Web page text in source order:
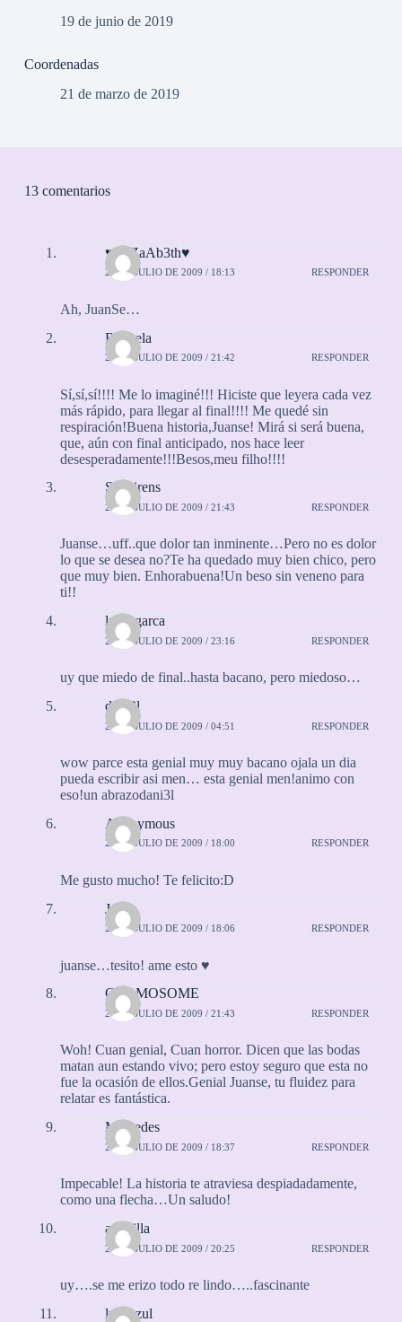
19 de junio de 2019
Coordenadas
21 de marzo de 2019
13 comentarios
♥EliZaAb3th♥
23 DE JULIO DE 2009 / 18:13 RESPONDER
Ah, JuanSe…
Rayuela
23 DE JULIO DE 2009 / 21:42 RESPONDER
Sí,sí,sí!!!! Me lo imaginé!!! Hiciste que leyera cada vez
más rápido, para llegar al final!!!! Me quedé sin
respiración!Buena historia,Juanse! Mirá si será buena,
que, aún con final anticipado, nos hace leer
desesperadamente!!!Besos,meu filho!!!!
SeaSirens
23 DE JULIO DE 2009 / 21:43 RESPONDER
Juanse…uff..que dolor tan inminente…Pero no es dolor
lo que se desea no?Te ha quedado muy bien chico, pero
que muy bien. Enhorabuena!Un beso sin veneno para
ti!!
luifergarca
23 DE JULIO DE 2009 / 23:16 RESPONDER
uy que miedo de final..hasta bacano, pero miedoso…
dani3l
24 DE JULIO DE 2009 / 04:51 RESPONDER
wow parce esta genial muy muy bacano ojala un dia
pueda escribir asi men… esta genial men!animo con
eso!un abrazodani3l
Anonymous
24 DE JULIO DE 2009 / 18:00 RESPONDER
Me gusto mucho! Te felicito:D
Jules
24 DE JULIO DE 2009 / 18:06 RESPONDER
juanse…tesito! ame esto ♥
CROMOSOME
24 DE JULIO DE 2009 / 21:43 RESPONDER
Woh! Cuan genial, Cuan horror. Dicen que las bodas
matan aun estando vivo; pero estoy seguro que esta no
fue la ocasión de ellos.Genial Juanse, tu fluidez para
relatar es fantástica.
Mercedes
25 DE JULIO DE 2009 / 18:37 RESPONDER
Impecable! La historia te atraviesa despiadadamente,
como una flecha…Un saludo!
amarilla
25 DE JULIO DE 2009 / 20:25 RESPONDER
uy….se me erizo todo re lindo…..fascinante
lunaazul